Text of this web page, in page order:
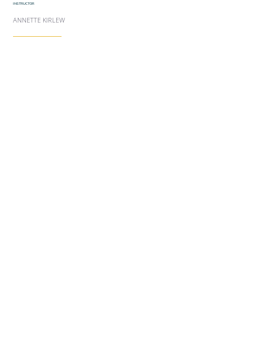
INSTRUCTOR
ANNETTE KIRLEW